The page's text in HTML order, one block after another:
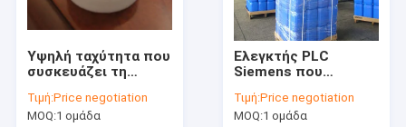
Υψηλή ταχύτητα που
συσκευάζει τη
ΚΑΠ που σκίζει/που
διπλώνει/μηχανή
Τιμή:Price negotiation
MOQ:1 ομάδα
Ελεγκτής PLC
Siemens που
βοηθητική μηχανή
Stracking
Τιμή:Price negotiation
MOQ:1 ομάδα